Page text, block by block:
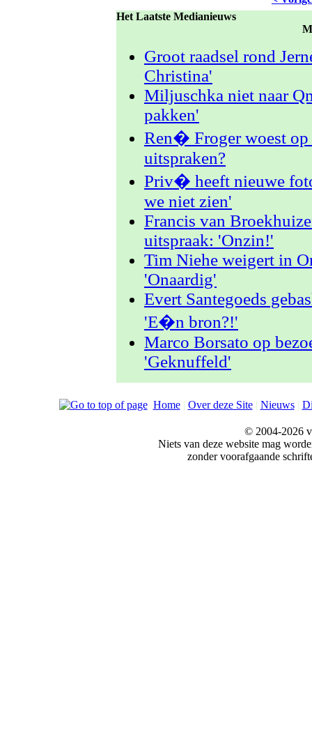
Het Laatste Medianieuws
Groot raadsel rond
Christina'
Miljuschka niet naar
pakken'
Ren� Froger woest op
uitspraken?
Priv� heeft nieuwe
we niet zien'
Francis van
uitspraak: 'Onzin!'
Tim Niehe weigert in
'Onaardig'
Evert Santegoeds
'E�n bron?!'
Marco Borsato op
'Geknuffeld'
Home| Over deze Site| Nieuws|
© 2004-2026
Niets van deze website mag
zonder voorafgaande